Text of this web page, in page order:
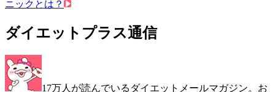
ニックとは？
ダイエットプラス通信
17万人が読んでいるダイエットメールマガジン。お